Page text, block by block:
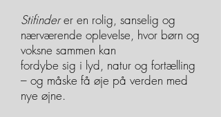
Stifinderer en rolig, sanselig og
nærværende oplevelse, hvor børn og
voksne sammen kan
fordybe sig i lyd, natur og fortælling
– og måske få øje på verden med
nye øjne.